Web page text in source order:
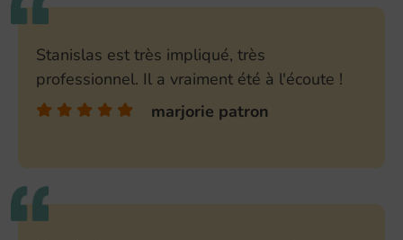
Stanislas est très impliqué, très
professionnel. Il a vraiment été à l'écoute !
marjorie patron